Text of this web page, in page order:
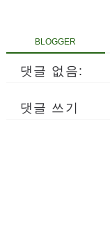
BLOGGER
댓글 없음:
댓글 쓰기